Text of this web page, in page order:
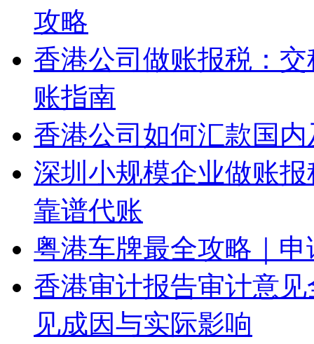
攻略
香港公司做账报税：
账指南
香港公司如何汇款国
深圳小规模企业做账
靠谱代账
粤港车牌最全攻略｜
香港审计报告审计意
见成因与实际影响